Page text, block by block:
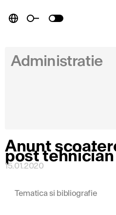
content
Administratie
Anunt
post tehnician
15.01.2020
Tematica si bibliografie